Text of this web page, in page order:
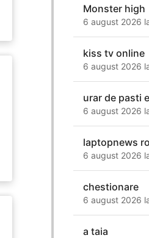
Monster high
6 august 2026
kiss tv online
6 august 2026
urar de pasti
6 august 2026
laptopnews ro
6 august 2026
chestionare
6 august 2026
a taia